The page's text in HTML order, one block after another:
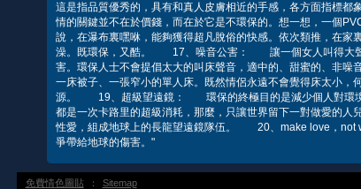
這是指品質優秀的，具有和真人皮膚相近的手感，各方面指標
情的關鍵並不在於價錢，而在於它是不環保的。想一想，一
說，在瀑布裏嘿咻，能夠獲得超凡脫俗的快感。依次類推，在家
澡。既環保，又酷。 17、噪音公害： 讓一個女人叫得大聲
害。環保人士不會提倡太大的叫床聲音，適中的、甜蜜的、
一床被子、一張窄小的單人床。既然情侶永遠不會覺得床太小
源。 19、超級望遠鏡： 環保的終極目的是減少個人對環境
都是一次卡路里的超級消耗，那麼，只讓世界留下一對做愛的
性愛，組成地球上的長龍望遠鏡隊伍。 20、make love，
爭帶給地球的傷害。"
免費情色圖貼 ： Sitemap